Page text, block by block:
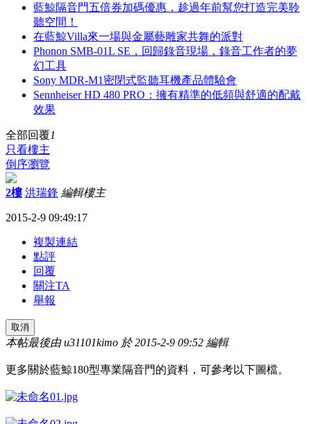
藍鯨隔音門五倍券加碼優惠，趁過年前幫您打造完美聆
聽空間！
在藍鯨Villa來一場與金屬藝雕家共舞的派對
Phonon SMB-01L SE，回歸錄音現場，錄音工作者的夢
幻工具
Sony MDR-M1密閉式監聽耳機產品體驗會
Sennheiser HD 480 PRO：擁有精準的低頻與舒適的配戴
效果
全部回覆1
只看樓主
倒序瀏覽
2樓 洪瑞鋒 編輯樓主
2015-2-9 09:49:17
複製連結
點評
回覆
關注TA
舉報
取消
本帖最後由 u31101kimo 於 2015-2-9 09:52 編輯
更多關於藍鯨180型專業隔音門的資料，可參考以下圖檔。